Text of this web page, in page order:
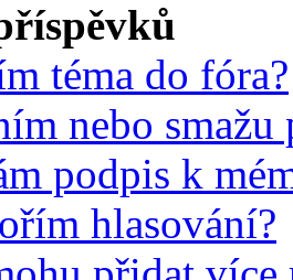
téma do fóra?
nebo smažu
podpis k
hlasování?